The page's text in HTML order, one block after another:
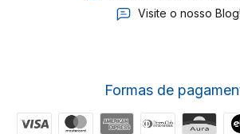
Visite o nosso Blog!
Formas de